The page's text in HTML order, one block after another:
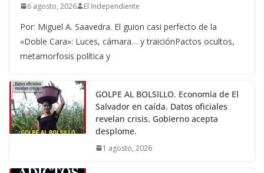
6 agosto, 2026 El Independiente
Por: Miguel A. Saavedra. El guion casi perfecto de la
«Doble Cara»: Luces, cámara… y traiciónPactos ocultos,
metamorfosis política y
GOLPE AL BOLSILLO. Economía de El
Salvador en caída. Datos oficiales
revelan crisis. Gobierno acepta
desplome.
1 agosto, 2026